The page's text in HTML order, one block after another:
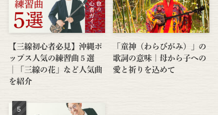
【三線初心者必見】沖縄ポ
ップス人気の練習曲５選
│「三線の花」など人気曲
を紹介
「童神（わらびがみ）」の
歌詞の意味｜母から子への
愛と祈りを込めて